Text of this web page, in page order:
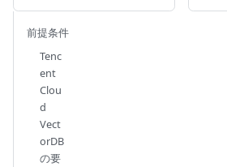
前提条件
Tenc
ent
Clou
d
Vect
orDB
の要